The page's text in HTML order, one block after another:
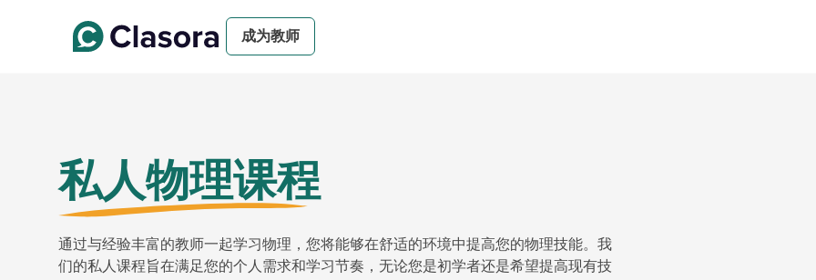
成为教师
私人物理课程
通过与经验丰富的教师一起学习物理，您将能够在舒适的环境中提高您的物理技能。我
们的私人课程旨在满足您的个人需求和学习节奏，无论您是初学者还是希望提高现有技